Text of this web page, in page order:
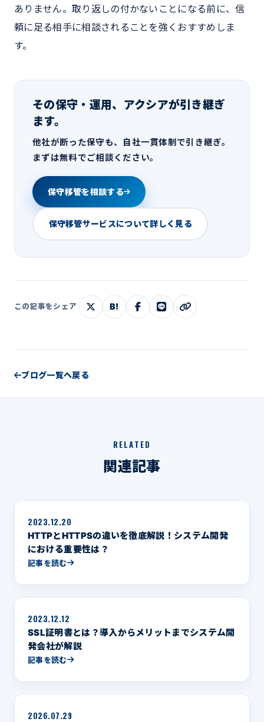
ありません。取り返しの付かないことになる前に、信
頼に足る相手に相談されることを強くおすすめしま
す。
その保守・運用、アクシアが引き継ぎ
ます。
他社が断った保守も、自社一貫体制で引き継ぎ。
まずは無料でご相談ください。
保守移管を相談する
保守移管サービスについて詳しく見る
この記事をシェア B!
ブログ一覧へ戻る
RELATED
関連記事
2023.12.20
HTTPとHTTPSの違いを徹底解説！システム開発
における重要性は？
記事を読む
2023.12.12
SSL証明書とは？導入からメリットまでシステム開
発会社が解説
記事を読む
2026.07.29